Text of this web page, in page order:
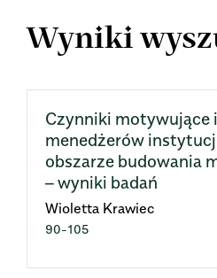
Wyniki
Czynniki motywujące
menedżerów
obszarze budowania
– wyniki badań
Wioletta Krawiec
90-105